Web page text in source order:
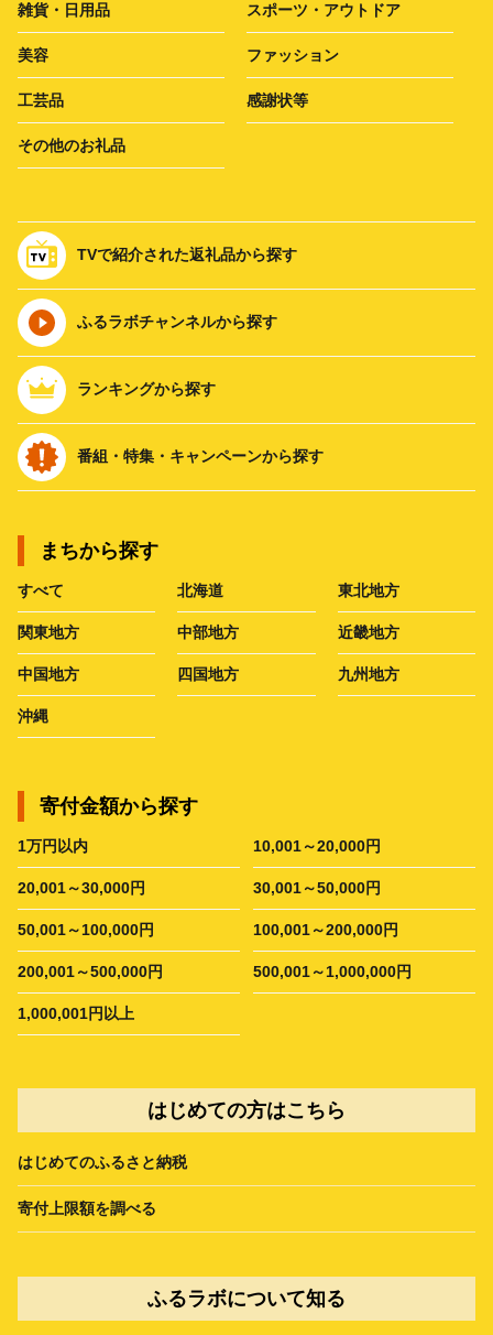
雑貨・日用品 スポーツ・アウトドア
美容 ファッション
工芸品 感謝状等
その他のお礼品
TVで紹介された返礼品から探す
ふるラボチャンネルから探す
ランキングから探す
番組・特集・キャンペーンから探す
まちから探す
すべて 北海道 東北地方
関東地方 中部地方 近畿地方
中国地方 四国地方 九州地方
沖縄
寄付金額から探す
1万円以内 10,001～20,000円
20,001～30,000円 30,001～50,000円
50,001～100,000円 100,001～200,000円
200,001～500,000円 500,001～1,000,000円
1,000,001円以上
はじめての方はこちら
はじめてのふるさと納税
寄付上限額を調べる
ふるラボについて知る